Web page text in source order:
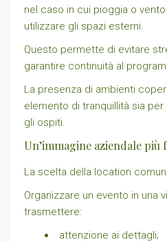
nel caso in cui pioggia o
utilizzare gli spazi esterni.
Questo permette di evitare
garantire continuità al
La presenza di ambienti
elemento di tranquillità sia
gli ospiti.
Un’immagine aziendale più
La scelta della location
Organizzare un evento in una
trasmettere:
attenzione ai dettagli;